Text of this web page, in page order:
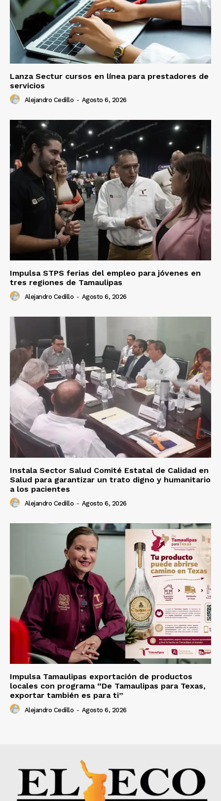
Lanza Sectur cursos en línea para prestadores de
servicios
Alejandro Cedillo - Agosto 6, 2026
Impulsa STPS ferias del empleo para jóvenes en
tres regiones de Tamaulipas
Alejandro Cedillo - Agosto 6, 2026
Instala Sector Salud Comité Estatal de Calidad en
Salud para garantizar un trato digno y humanitario
a los pacientes
Alejandro Cedillo - Agosto 6, 2026
Impulsa Tamaulipas exportación de productos
locales con programa “De Tamaulipas para Texas,
exportar también es para ti”
Alejandro Cedillo - Agosto 6, 2026